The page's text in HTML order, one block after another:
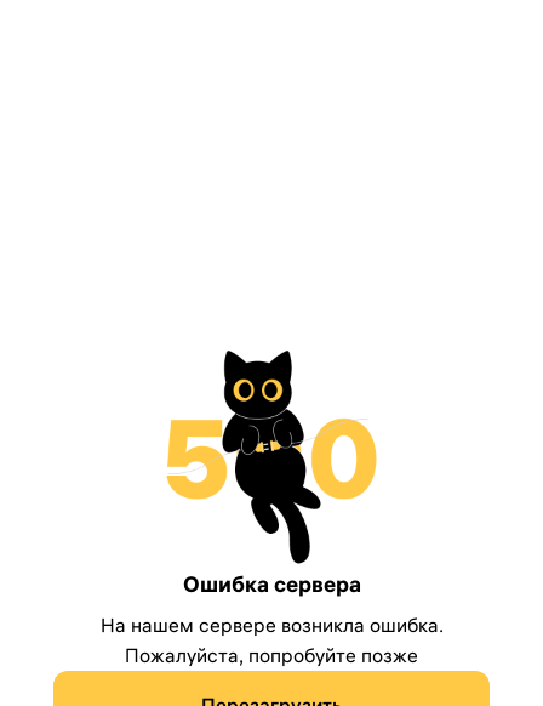
Ошибка сервера
На нашем сервере возникла ошибка.
Пожалуйста, попробуйте позже